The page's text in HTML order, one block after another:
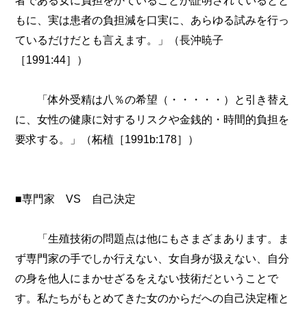
もに、実は患者の負担減を口実に、あらゆる試みを行っ
ているだけだとも言えます。」（長沖暁子
［1991:44］）
「体外受精は八％の希望（・・・・・）と引き替え
に、女性の健康に対するリスクや金銭的・時間的負担を
要求する。」（柘植［1991b:178］）
■専門家 VS 自己決定
「生殖技術の問題点は他にもさまざまあります。ま
ず専門家の手でしか行えない、女自身が扱えない、自分
の身を他人にまかせざるをえない技術だということで
す。私たちがもとめてきた女のからだへの自己決定権と